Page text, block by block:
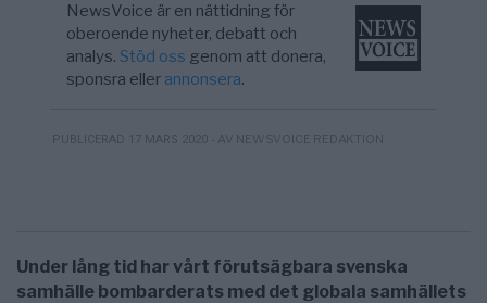
NewsVoice är en nättidning för
oberoende nyheter, debatt och
analys.Stöd oss genom att donera,
sponsra eller annonsera.
PUBLICERAD 17 MARS 2020 - AV NEWSVOICE REDAKTION
Under lång tid har vårt förutsägbara svenska
samhälle bombarderats med det globala samhällets